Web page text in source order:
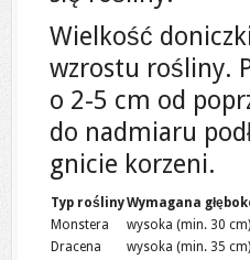
Wielkość
wzrostu rośliny.
o 2-5 cm od
do nadmiaru
gnicie korzeni.
Typ roślinyWymagana
Monstera
wysoka (min. 30 cm)
Dracena
wysoka (min. 35 cm)